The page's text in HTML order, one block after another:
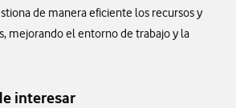
de manera eficiente los recursos y
mejorando el entorno de trabajo y la
interesar